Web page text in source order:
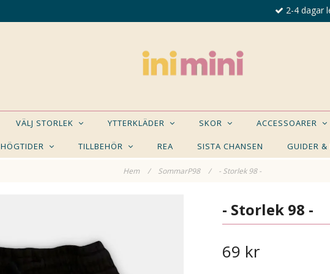
2-4 dagar
VÄLJ STORLEK YTTERKLÄDER SKOR ACCESSOARER
HÖGTIDER TILLBEHÖR REA SISTA CHANSEN GUIDER &
Hem / SommarP98 / - Storlek 98 -
KANSKE NÅGON AV DESSA PRODUKTER KAN- Storlek 98 -
69 kr